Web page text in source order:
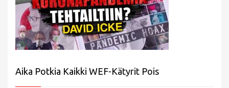
Aika Potkia Kaikki WEF-Kätyrit Pois